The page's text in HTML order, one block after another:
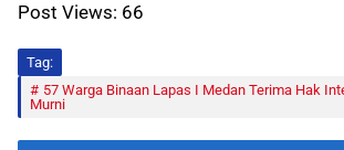
Post Views: 66
Tag:
57 Warga Binaan Lapas I Medan Terima Hak
Murni